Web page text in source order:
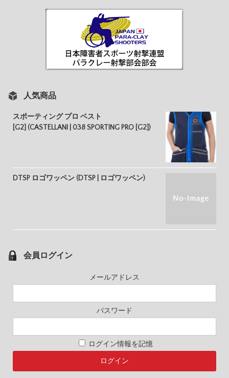
人気商品
スポーティング プロ ベスト
[G2] (CASTELLANI | 038 SPORTING PRO [G2])
DTSP ロゴワッペン (DTSP | ロゴワッペン)
会員ログイン
メールアドレス
パスワード
ログイン情報を記憶